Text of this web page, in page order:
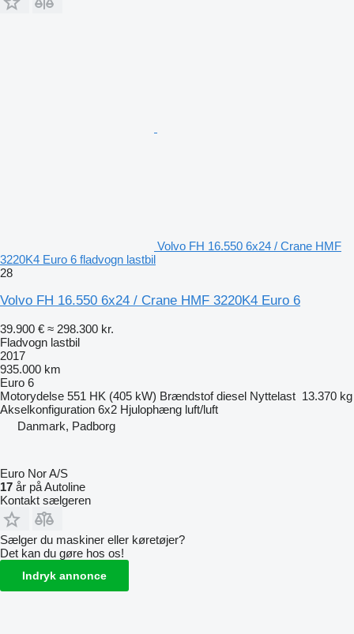
Volvo FH 16.550 6x24 / Crane HMF
3220K4 Euro 6 fladvogn lastbil
28
Volvo FH 16.550 6x24 / Crane HMF 3220K4 Euro 6
39.900 € ≈ 298.300 kr.
Fladvogn lastbil
2017
935.000 km
Euro 6
Motorydelse 551 HK (405 kW) Brændstof diesel Nyttelast 13.370 kg
Akselkonfiguration 6x2 Hjulophæng luft/luft
Danmark, Padborg
Euro Nor A/S
17 år på Autoline
Kontakt sælgeren
Sælger du maskiner eller køretøjer?
Det kan du gøre hos os!
Indryk annonce